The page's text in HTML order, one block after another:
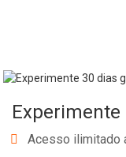
caducos. A
"coisas”.
Acesso ilimitado